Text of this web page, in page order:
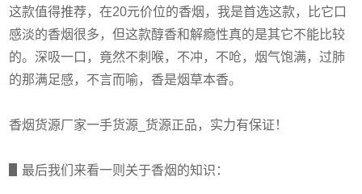
这款值得推荐，在20元价位的香烟，我是首选这款，比它口
感淡的香烟很多，但这款醇香和解瘾性真的是其它不能比较
的。深吸一口，竟然不刺喉，不冲，不呛，烟气饱满，过肺
的那满足感，不言而喻，香是烟草本香。
香烟货源厂家一手货源_货源正品，实力有保证！
▋最后我们来看一则关于香烟的知识：